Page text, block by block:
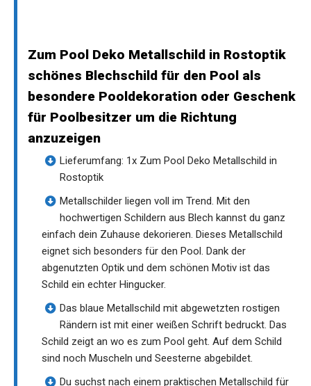
Zum Pool Deko Metallschild in Rostoptik
schönes Blechschild für den Pool als
besondere Pooldekoration oder Geschenk
für Poolbesitzer um die Richtung
anzuzeigen
Lieferumfang: 1x Zum Pool Deko Metallschild in
Rostoptik
Metallschilder liegen voll im Trend. Mit den
hochwertigen Schildern aus Blech kannst du ganz
einfach dein Zuhause dekorieren. Dieses Metallschild
eignet sich besonders für den Pool. Dank der
abgenutzten Optik und dem schönen Motiv ist das
Schild ein echter Hingucker.
Das blaue Metallschild mit abgewetzten rostigen
Rändern ist mit einer weißen Schrift bedruckt. Das
Schild zeigt an wo es zum Pool geht. Auf dem Schild
sind noch Muscheln und Seesterne abgebildet.
Du suchst nach einem praktischen Metallschild für